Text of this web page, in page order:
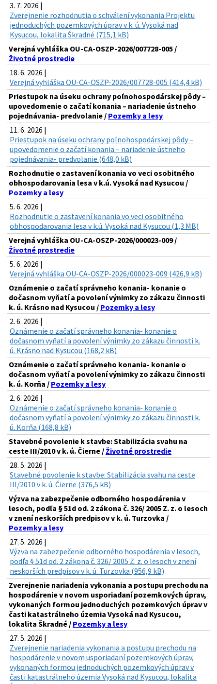
3. 7. 2026 |
Zverejnenie rozhodnutia o schválení vykonania Projektu
jednoduchých pozemkových úprav v k. ú. Vysoká nad
Kysucou, lokalita Škradné (715,1 kB)
Verejná vyhláška OU-CA-OSZP-2026/007728-005 /
Životné prostredie
18. 6. 2026 |
Verejná vyhláška OU-CA-OSZP-2026/007728-005 (414,4 kB)
Priestupok na úseku ochrany poľnohospodárskej pôdy –
upovedomenie o začatí konania – nariadenie ústneho
pojednávania- predvolanie / Pozemky a lesy
11. 6. 2026 |
Priestupok na úseku ochrany poľnohospodárskej pôdy –
upovedomenie o začatí konania – nariadenie ústneho
pojednávania- predvolanie (648,0 kB)
Rozhodnutie o zastavení konania vo veci osobitného
obhospodarovania lesa v k.ú. Vysoká nad Kysucou /
Pozemky a lesy
5. 6. 2026 |
Rozhodnutie o zastavení konania vo veci osobitného
obhospodarovania lesa v k.ú. Vysoká nad Kysucou (1,3 MB)
Verejná vyhláška OU-CA-OSZP-2026/000023-009 /
Životné prostredie
5. 6. 2026 |
Verejná vyhláška OU-CA-OSZP-2026/000023-009 (426,9 kB)
Oznámenie o začatí správneho konania- konanie o
dočasnom vyňatí a povolení výnimky zo zákazu činnosti
k. ú. Krásno nad Kysucou / Pozemky a lesy
2. 6. 2026 |
Oznámenie o začatí správneho konania- konanie o
dočasnom vyňatí a povolení výnimky zo zákazu činnosti k.
ú. Krásno nad Kysucou (168,2 kB)
Oznámenie o začatí správneho konania- konanie o
dočasnom vyňatí a povolení výnimky zo zákazu činnosti
k. ú. Korňa / Pozemky a lesy
2. 6. 2026 |
Oznámenie o začatí správneho konania- konanie o
dočasnom vyňatí a povolení výnimky zo zákazu činnosti k.
ú. Korňa (168,8 kB)
Stavebné povolenie k stavbe: Stabilizácia svahu na
ceste III/2010 v k. ú. Čierne / Životné prostredie
28. 5. 2026 |
Stavebné povolenie k stavbe: Stabilizácia svahu na ceste
III/2010 v k. ú. Čierne (376,5 kB)
Výzva na zabezpečenie odborného hospodárenia v
lesoch, podľa § 51d od. 2 zákona č. 326/ 2005 Z. z. o lesoch
v znení neskorších predpisov v k. ú. Turzovka /
Pozemky a lesy
27. 5. 2026 |
Výzva na zabezpečenie odborného hospodárenia v lesoch,
podľa § 51d od. 2 zákona č. 326/ 2005 Z. z. o lesoch v znení
neskorších predpisov v k. ú. Turzovka (956,9 kB)
Zverejnenie nariadenia vykonania a postupu prechodu na
hospodárenie v novom usporiadaní pozemkových úprav,
vykonaných formou jednoduchých pozemkových úprav v
časti katastrálneho územia Vysoká nad Kysucou,
lokalita Škradné / Pozemky a lesy
27. 5. 2026 |
Zverejnenie nariadenia vykonania a postupu prechodu na
hospodárenie v novom usporiadaní pozemkových úprav,
vykonaných formou jednoduchých pozemkových úprav v
časti katastrálneho územia Vysoká nad Kysucou, lokalita